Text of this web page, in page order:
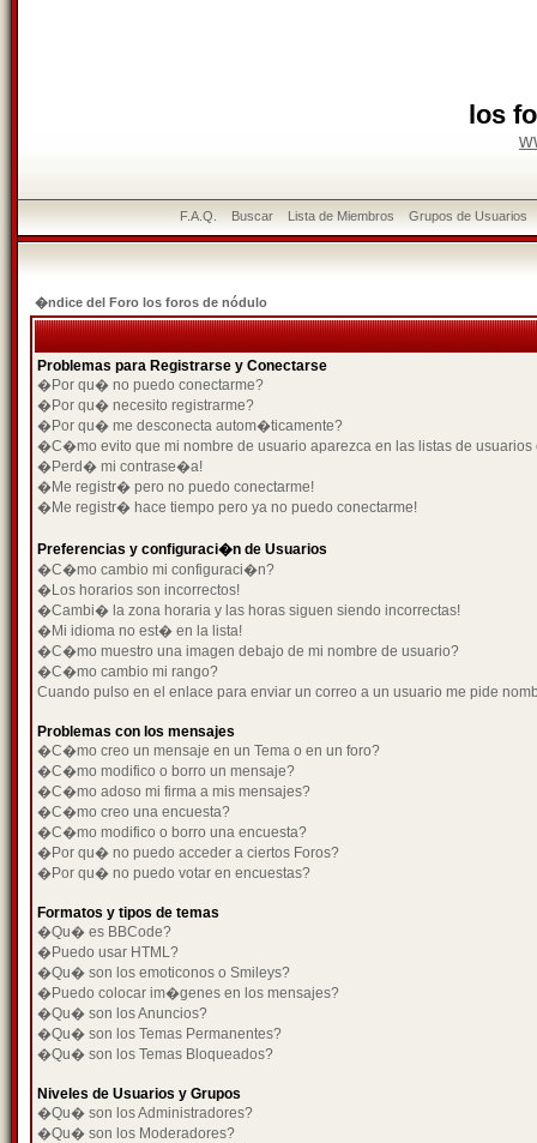
los
F.A.Q. Buscar Lista de Miembros Grupos de Usuarios
�ndice del Foro los foros de nódulo
Problemas para Registrarse y Conectarse
�Por qu� no puedo conectarme?
�Por qu� necesito registrarme?
�Por qu� me desconecta autom�ticamente?
�C�mo evito que mi nombre de usuario aparezca en las listas de usuarios
�Perd� mi contrase�a!
�Me registr� pero no puedo conectarme!
�Me registr� hace tiempo pero ya no puedo conectarme!
Preferencias y configuraci�n de Usuarios
�C�mo cambio mi configuraci�n?
�Los horarios son incorrectos!
�Cambi� la zona horaria y las horas siguen siendo incorrectas!
�Mi idioma no est� en la lista!
�C�mo muestro una imagen debajo de mi nombre de usuario?
�C�mo cambio mi rango?
Cuando pulso en el enlace para enviar un correo a un usuario me pide
Problemas con los mensajes
�C�mo creo un mensaje en un Tema o en un foro?
�C�mo modifico o borro un mensaje?
�C�mo adoso mi firma a mis mensajes?
�C�mo creo una encuesta?
�C�mo modifico o borro una encuesta?
�Por qu� no puedo acceder a ciertos Foros?
�Por qu� no puedo votar en encuestas?
Formatos y tipos de temas
�Qu� es BBCode?
�Puedo usar HTML?
�Qu� son los emoticonos o Smileys?
�Puedo colocar im�genes en los mensajes?
�Qu� son los Anuncios?
�Qu� son los Temas Permanentes?
�Qu� son los Temas Bloqueados?
Niveles de Usuarios y Grupos
�Qu� son los Administradores?
�Qu� son los Moderadores?